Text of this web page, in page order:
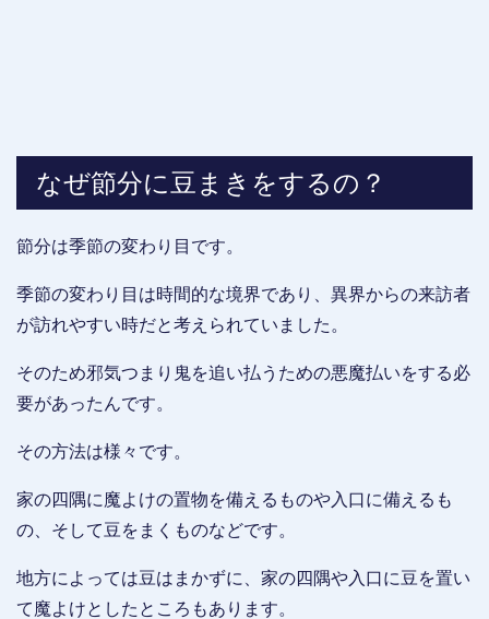
なぜ節分に豆まきをするの？
節分は季節の変わり目です。
季節の変わり目は時間的な境界であり、異界からの来訪者
が訪れやすい時だと考えられていました。
そのため邪気つまり鬼を追い払うための悪魔払いをする必
要があったんです。
その方法は様々です。
家の四隅に魔よけの置物を備えるものや入口に備えるも
の、そして豆をまくものなどです。
地方によっては豆はまかずに、家の四隅や入口に豆を置い
て魔よけとしたところもあります。